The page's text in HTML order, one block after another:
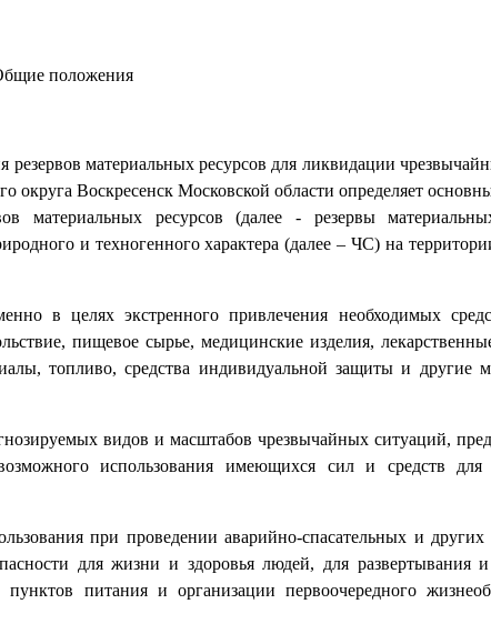
положения
резервов материальных ресурсов для ликвидации
округа Воскресенск Московской области определяет
материальных ресурсов (далее - резервы
и техногенного характера (далее – ЧС) на
в целях экстренного привлечения необходимых
пищевое сырье, медицинские изделия,
топливо, средства индивидуальной защиты и другие
видов и масштабов чрезвычайных ситуаций,
использования имеющихся сил и средств для
при проведении аварийно-спасательных и
для жизни и здоровья людей, для развертывания
питания и организации первоочередного